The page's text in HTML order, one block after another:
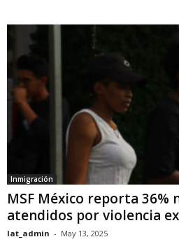
Inmigración
MSF México reporta 36%
atendidos por violencia
lat_admin - May 13, 2025